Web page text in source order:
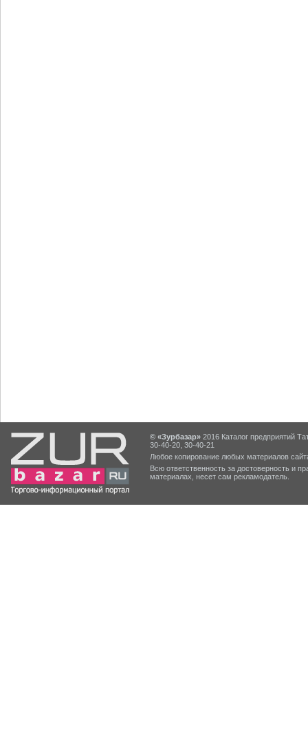
© «Зурбазар» 2016 Каталог предприятий
30-40-20, 30-40-21
Любое копирование любых материалов
Всю ответственность за достоверность и
материалах, несет сам рекламодатель.